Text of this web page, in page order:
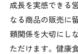
成長を実感できる
なる商品の販売に
頼関係を大切にし
ただけます。健康